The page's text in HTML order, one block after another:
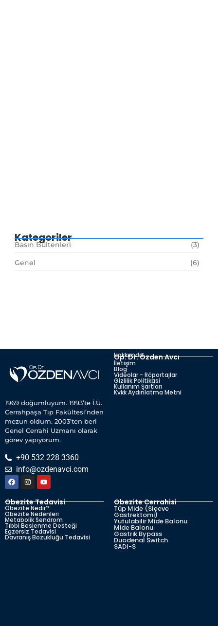
Kategoriler
Basın Bültenleri (3)
Genel (6)
1969 doğumluyum. 1993’te İ.Ü.
Cerrahpaşa Tıp Fakültesi’nden
mezun oldum. 2003’ten beri
Genel Cerrahi Uzmanı olarak
görev yapıyorum.
+90 532 228 3360
info@ozdenavci.com
Op. Dr. Özden Avcı
Hakkımda
İletişim
Blog
Videolar - Röportajlar
Gizlilik Politikasi
Kullanım Şartları
Kvkk Aydınlatma Metni
Obezite Tedavisi
Obezite Nedir?
Obezite Nedenleri
Metabolik Sendrom
Tıbbi Beslenme Desteği
Egzersiz Tedavisi
Davranış Bozukluğu Tedavisi
Obezite Cerrahisi
Tüp Mide (Sleeve
Gastrektomi)
Yutulabilir Mide Balonu
Mide Balonu
Gastrik Bypass
Duodenal Switch
SADI-S